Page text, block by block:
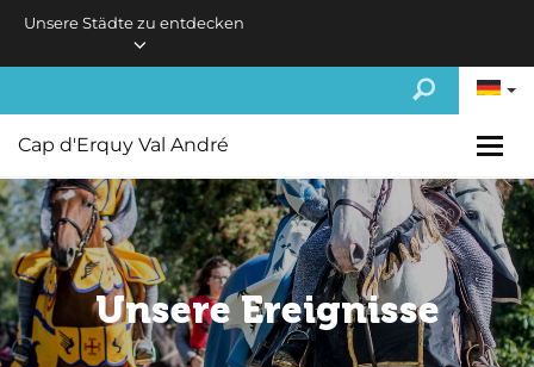
Skip to main content
Unsere Städte zu entdecken
Cap d'Erquy Val André
Unsere Ereignisse